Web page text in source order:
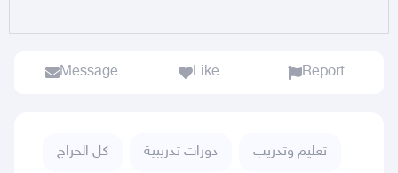
Message Like Report
كل الحراج دورات تدريبية تعليم وتدريب